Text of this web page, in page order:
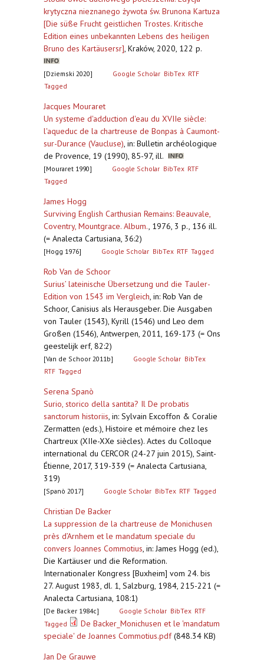
krytyczna nieznanego żywota św. Brunona Kartuza
[Die süße Frucht geistlichen Trostes. Kritische
Edition eines unbekannten Lebens des heiligen
Bruno des Kartäusersr], Kraków, 2020, 122 p.
[Dziemski 2020] Google Scholar BibTex RTF
Tagged
Jacques Mouraret
Un systeme d'adduction d'eau du XVIIe siècle:
l'aqueduc de la chartreuse de Bonpas à Caumont-
sur-Durance (Vaucluse), in: Bulletin archéologique
de Provence, 19 (1990), 85-97, ill.
[Mouraret 1990] Google Scholar BibTex RTF
Tagged
James Hogg
Surviving English Carthusian Remains: Beauvale,
Coventry, Mountgrace. Album., 1976, 3 p., 136 ill.
(= Analecta Cartusiana, 36:2)
[Hogg 1976] Google Scholar BibTex RTF Tagged
Rob Van de Schoor
Surius’ lateinische Übersetzung und die Tauler-
Edition von 1543 im Vergleich, in: Rob Van de
Schoor, Canisius als Herausgeber. Die Ausgaben
von Tauler (1543), Kyrill (1546) und Leo dem
Großen (1546), Antwerpen, 2011, 169-173 (= Ons
geestelijk erf, 82:2)
[Van de Schoor 2011b] Google Scholar BibTex
RTF Tagged
Serena Spanò
Surio, storico della santita? Il De probatis
sanctorum historiis, in: Sylvain Excoffon & Coralie
Zermatten (eds.), Histoire et mémoire chez les
Chartreux (XIIe-XXe siècles). Actes du Colloque
international du CERCOR (24-27 juin 2015), Saint-
Étienne, 2017, 319-339 (= Analecta Cartusiana,
319)
[Spanò 2017] Google Scholar BibTex RTF Tagged
Christian De Backer
La suppression de la chartreuse de Monichusen
près d’Arnhem et le mandatum speciale du
convers Joannes Commotius, in: James Hogg (ed.),
Die Kartäuser und die Reformation.
Internationaler Kongress [Buxheim] vom 24. bis
27. August 1983, dl. 1, Salzburg, 1984, 215-221 (=
Analecta Cartusiana, 108:1)
[De Backer 1984c] Google Scholar BibTex RTF
Tagged
De Backer_Monichusen et le 'mandatum
speciale' de Joannes Commotius.pdf(848.34 KB)
Jan De Grauwe